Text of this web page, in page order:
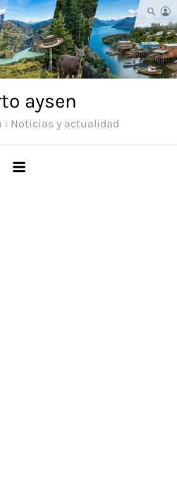
aysen
: Noticias y actualidad